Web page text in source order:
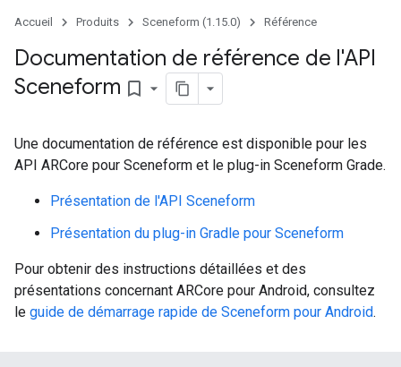
Accueil Produits Sceneform (1.15.0) Référence
Documentation de référence de l'API
Sceneform bookmark_border
Une documentation de référence est disponible pour les
API ARCore pour Sceneform et le plug-in Sceneform Grade.
Présentation de l'API Sceneform
Présentation du plug-in Gradle pour Sceneform
Pour obtenir des instructions détaillées et des
présentations concernant ARCore pour Android, consultez
le guide de démarrage rapide de Sceneform pour Android.